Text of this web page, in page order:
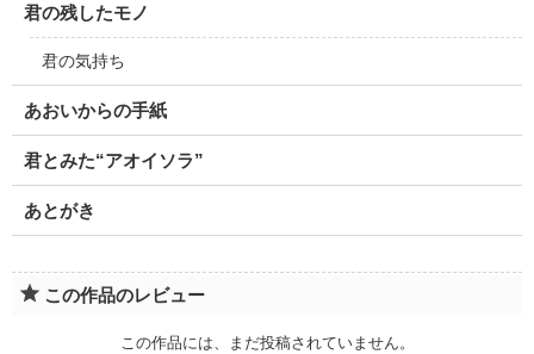
君の残したモノ
君の気持ち
あおいからの手紙
君とみた“アオイソラ”
あとがき
この作品のレビュー
この作品には、まだ投稿されていません。